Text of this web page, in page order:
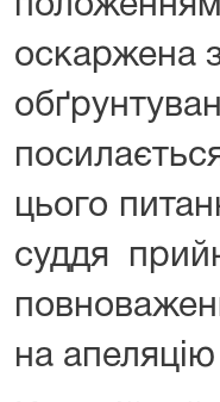
оскаржена
цього
суддя
на